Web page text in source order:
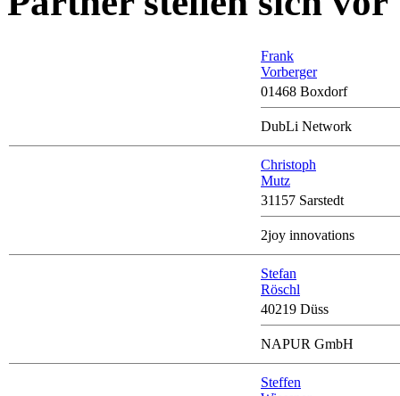
Frank
Vorberger
01468 Boxdorf
DubLi Network
Christoph
Mutz
31157 Sarstedt
2joy innovations
Stefan
Röschl
40219 Düss
NAPUR GmbH
Steffen